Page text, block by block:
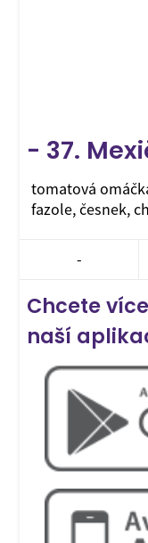
- 37.
tomatová
fazole, česnek,
-
Chcete
naší